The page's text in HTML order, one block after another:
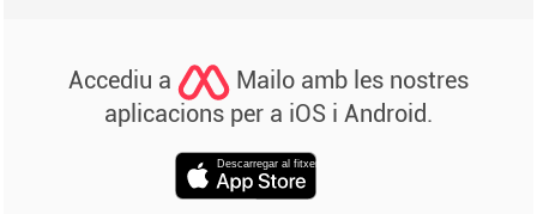
Accediu a
Mailo amb les nostres
aplicacions per a iOS i Android.
Descarregar al fitxer